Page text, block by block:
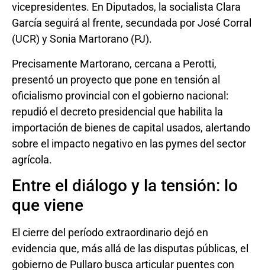
vicepresidentes. En Diputados, la socialista Clara
García seguirá al frente, secundada por José Corral
(UCR) y Sonia Martorano (PJ).
Precisamente Martorano, cercana a Perotti,
presentó un proyecto que pone en tensión al
oficialismo provincial con el gobierno nacional:
repudió el decreto presidencial que habilita la
importación de bienes de capital usados, alertando
sobre el impacto negativo en las pymes del sector
agrícola.
Entre el diálogo y la tensión: lo
que viene
El cierre del período extraordinario dejó en
evidencia que, más allá de las disputas públicas, el
gobierno de Pullaro busca articular puentes con